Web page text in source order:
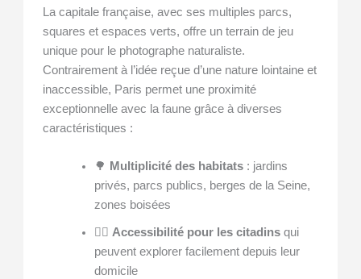
La capitale française, avec ses multiples parcs,
squares et espaces verts, offre un terrain de jeu
unique pour le photographe naturaliste.
Contrairement à l’idée reçue d’une nature lointaine et
inaccessible, Paris permet une proximité
exceptionnelle avec la faune grâce à diverses
caractéristiques :
🌳 Multiplicité des habitats: jardins
privés, parcs publics, berges de la Seine,
zones boisées
🚶‍♂️ Accessibilité pour les citadinsqui
peuvent explorer facilement depuis leur
domicile